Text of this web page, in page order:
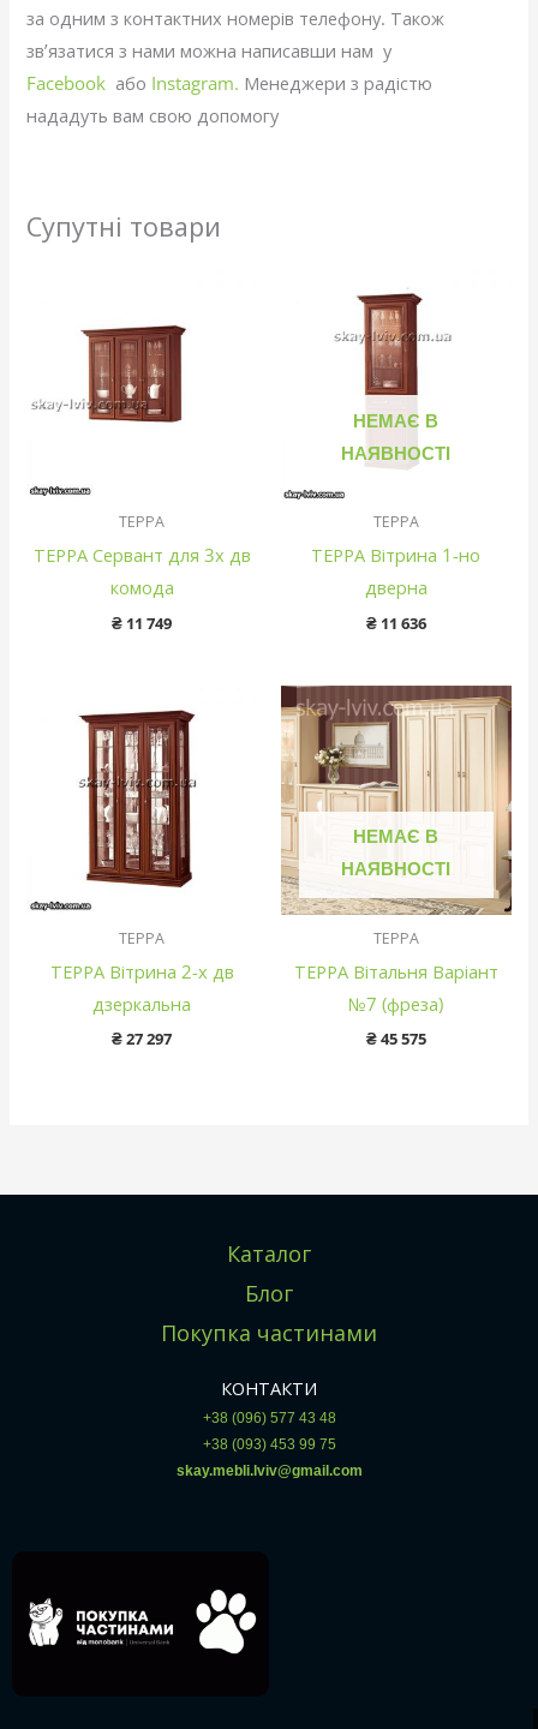
за одним з контактних номерів телефону. Також
зв’язатися з нами можна написавши нам у
Facebook або Instagram. Менеджери з радістю
нададуть вам свою допомогу
Супутні товари
ТЕРРА
ТЕРРА Сервант для 3х дв
комода
₴ 11 749
НЕМАЄ В
НАЯВНОСТІ
ТЕРРА
ТЕРРА Вітрина 1-но
дверна
₴11 636
ТЕРРА
ТЕРРА Вітрина 2-х дв
дзеркальна
₴27 297
НЕМАЄ В
НАЯВНОСТІ
ТЕРРА
ТЕРРА Вітальня Варіант
№7 (фреза)
₴45 575
Каталог
Блог
Покупка частинами
КОНТАКТИ
+38 (096) 577 43 48
+38 (093) 453 99 75
skay.mebli.lviv@gmail.com